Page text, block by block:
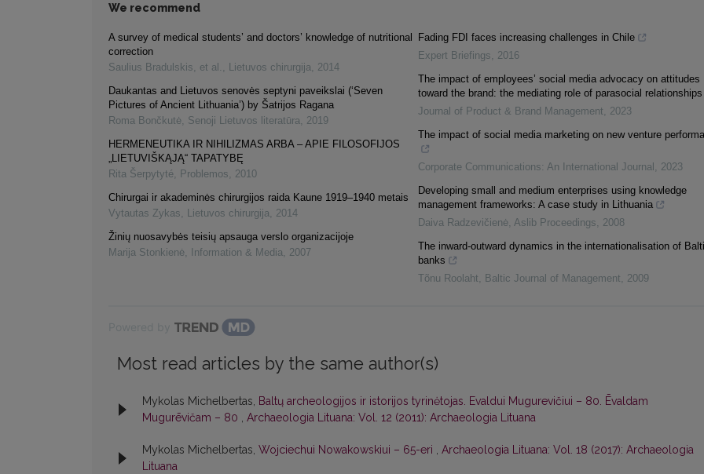
We recommend
A survey of medical students’ and doctors’ knowledge of nutritional
correction
Saulius Bradulskis, et al. , Lietuvos chirurgija, 2014
Daukantas and Lietuvos senovės septyni paveikslai (‘Seven
Pictures of Ancient Lithuania’) by Šatrijos Ragana
Roma Bončkutė, Senoji Lietuvos literatūra, 2019
HERMENEUTIKA IR NIHILIZMAS ARBA – APIE FILOSOFIJOS
„LIETUVIŠKĄJĄ“ TAPATYBĘ
Rita Šerpytyté, Problemos, 2010
Chirurgai ir akademinės chirurgijos raida Kaune 1919–1940 metais
Vytautas Zykas, Lietuvos chirurgija, 2014
Žinių nuosavybės teisių apsauga verslo organizacijoje
Marija Stonkienė, Information & Media, 2007
Fading FDI faces increasing challenges in Chile
Expert Briefings, 2016
The impact of employees’ social media advocacy on attitudes
toward the brand: the mediating role of parasocial relationships
Journal of Product & Brand Management, 2023
The impact of social media marketing on new venture
Corporate Communications: An International Journal , 2023
Developing small and medium enterprises using knowledge
management frameworks: A case study in Lithuania
Daiva Radzevičienė, Aslib Proceedings, 2008
The inward‐outward dynamics in the internationalisation of
banks
Tõnu Roolaht, Baltic Journal of Management, 2009
Most read articles by the same author(s)
Mykolas Michelbertas, Baltų archeologijos ir istorijos tyrinėtojas. Evaldui Mugurevičiui – 80. Ēvaldam
Mugurēvičam – 80 , Archaeologia Lituana: Vol. 12 (2011): Archaeologia Lituana
Mykolas Michelbertas, Wojciechui Nowakowskiui – 65-eri , Archaeologia Lituana: Vol. 18 (2017): Archaeologia
Lituana